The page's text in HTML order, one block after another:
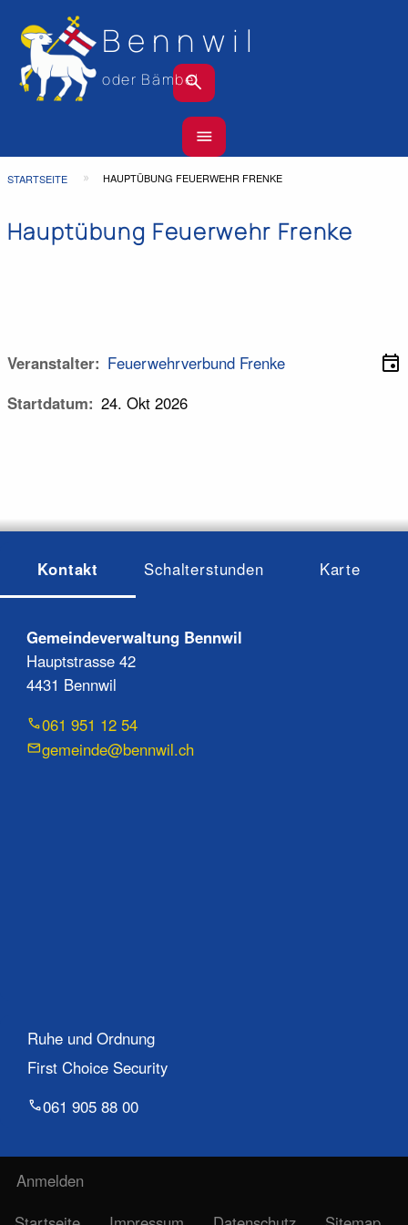
Bennwil
oder Bämbel
search
Hauptnavigation
Top
Bar
menu
Pfadnavigation
STARTSEITE HAUPTÜBUNG FEUERWEHR FRENKE
Hauptübung Feuerwehr Frenke
event
Veranstalter
Feuerwehrverbund Frenke
Startdatum
24. Okt 2026
Kontakt Schalterstunden Karte
Gemeindeverwaltung Bennwil
Hauptstrasse 42
4431 Bennwil
061 951 12 54
gemeinde@bennwil.ch
Ruhe und Ordnung
First Choice Security
061 905 88 00
Benutzermenü
Anmelden
Fußzeile